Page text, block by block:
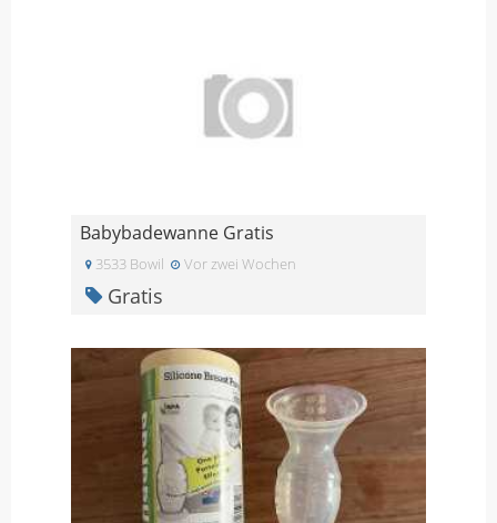
Babybadewanne Gratis
3533 Bowil Vor zwei Wochen
Gratis